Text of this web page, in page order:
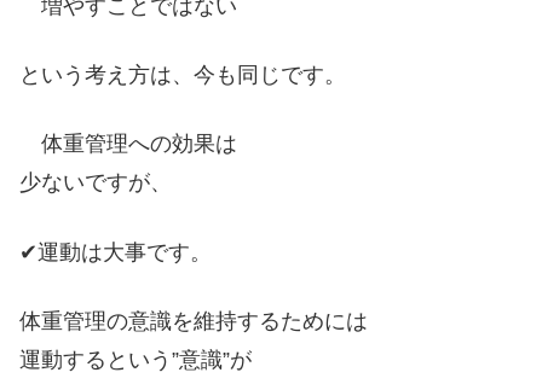
増やすことではない
という考え方は、今も同じです。
体重管理への効果は
少ないですが、
✔運動は大事です。
体重管理の意識を維持するためには
運動するという”意識”が